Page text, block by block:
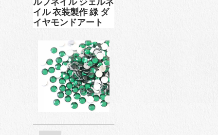
パールラインストーン
ブリオン
卸専用ラインストーン
ルフネイル ジェルネ
イル 衣装製作 緑 ダ
イヤモンドアート